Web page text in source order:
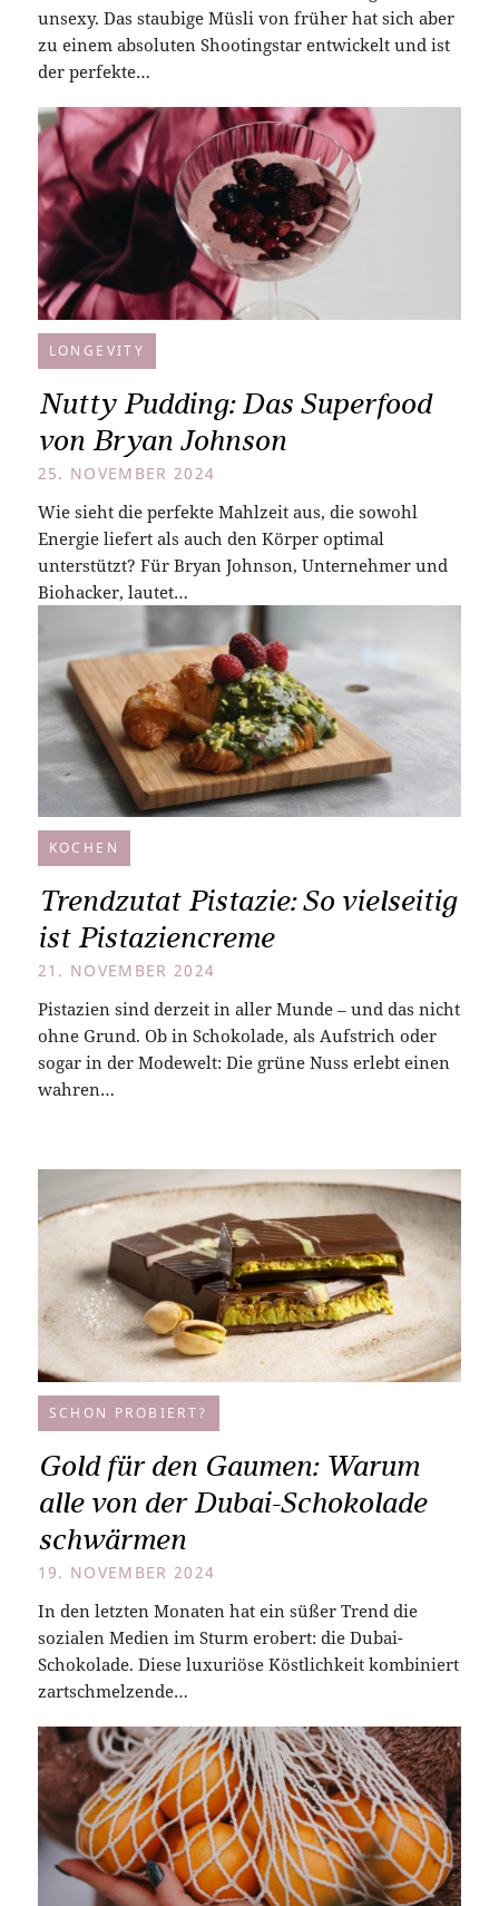
unsexy. Das staubige Müsli von früher hat sich aber
zu einem absoluten Shootingstar entwickelt und ist
der perfekte…
LONGEVITY
Nutty Pudding: Das Superfood
von Bryan Johnson
25. NOVEMBER 2024
Wie sieht die perfekte Mahlzeit aus, die sowohl
Energie liefert als auch den Körper optimal
unterstützt? Für Bryan Johnson, Unternehmer und
Biohacker, lautet…
KOCHEN
Trendzutat Pistazie: So vielseitig
ist Pistaziencreme
21. NOVEMBER 2024
Pistazien sind derzeit in aller Munde – und das nicht
ohne Grund. Ob in Schokolade, als Aufstrich oder
sogar in der Modewelt: Die grüne Nuss erlebt einen
wahren…
SCHON PROBIERT?
Gold für den Gaumen: Warum
alle von der Dubai-Schokolade
schwärmen
19. NOVEMBER 2024
In den letzten Monaten hat ein süßer Trend die
sozialen Medien im Sturm erobert: die Dubai-
Schokolade. Diese luxuriöse Köstlichkeit kombiniert
zartschmelzende…